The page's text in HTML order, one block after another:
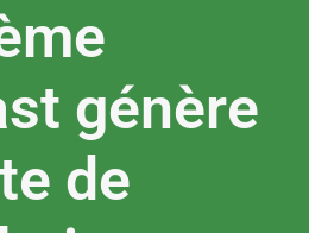
génère
de